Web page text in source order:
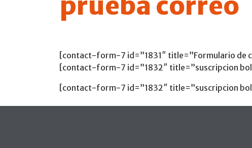
[contact-form-7 id=”1831″ title=”Formulario de
[contact-form-7 id=”1832″ title=”suscripcion
[contact-form-7 id=”1832″ title=”suscripcion